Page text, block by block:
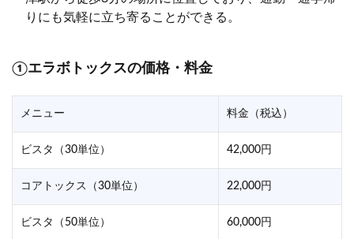
りにも気軽に立ち寄ることができる。
①エラボトックスの価格・料金
メニュー 料金（税込）
ビスタ（30単位） 42,000円
コアトックス（30単位） 22,000円
ビスタ（50単位） 60,000円